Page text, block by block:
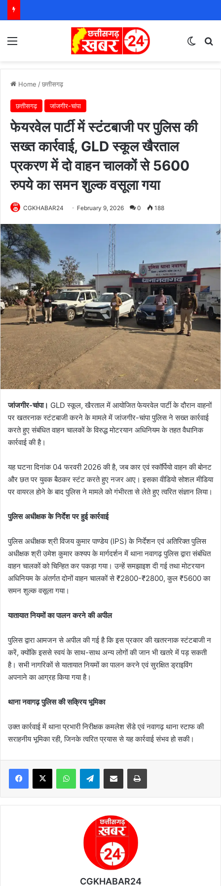
Home /छत्तीसगढ़
छत्तीसगढ़ जांजगीर-चांपा
फेयरवेल पार्टी में स्टंटबाजी पर पुलिस की
सख्त कार्रवाई, GLD स्कूल खैरताल
प्रकरण में दो वाहन चालकों से 5600
रुपये का समन शुल्क वसूला गया
CGKHABAR24 February 9, 2026 0 188
जांजगीर-चांपा। GLD स्कूल, खैरताल में आयोजित फेयरवेल पार्टी के दौरान वाहनों
पर खतरनाक स्टंटबाजी करने के मामले में जांजगीर-चांपा पुलिस ने सख्त कार्रवाई
करते हुए संबंधित वाहन चालकों के विरुद्ध मोटरयान अधिनियम के तहत वैधानिक
कार्रवाई की है।
यह घटना दिनांक 04 फरवरी 2026 की है, जब कार एवं स्कॉर्पियो वाहन की बोनट
और छत पर युवक बैठकर स्टंट करते हुए नजर आए। इसका वीडियो सोशल मीडिया
पर वायरल होने के बाद पुलिस ने मामले को गंभीरता से लेते हुए त्वरित संज्ञान लिया।
पुलिस अधीक्षक के निर्देश पर हुई कार्रवाई
पुलिस अधीक्षक श्री विजय कुमार पाण्डेय (IPS) के निर्देशन एवं अतिरिक्त पुलिस
अधीक्षक श्री उमेश कुमार कश्यप के मार्गदर्शन में थाना नवागढ़ पुलिस द्वारा संबंधित
वाहन चालकों को चिन्हित कर पकड़ा गया। उन्हें समझाइश दी गई तथा मोटरयान
अधिनियम के अंतर्गत दोनों वाहन चालकों से ₹2800-₹2800, कुल ₹5600 का
समन शुल्क वसूला गया।
यातायात नियमों का पालन करने की अपील
पुलिस द्वारा आमजन से अपील की गई है कि इस प्रकार की खतरनाक स्टंटबाजी न
करें, क्योंकि इससे स्वयं के साथ-साथ अन्य लोगों की जान भी खतरे में पड़ सकती
है। सभी नागरिकों से यातायात नियमों का पालन करने एवं सुरक्षित ड्राइविंग
अपनाने का आग्रह किया गया है।
थाना नवागढ़ पुलिस की सक्रिय भूमिका
उक्त कार्रवाई में थाना प्रभारी निरीक्षक कमलेश सेंडे एवं नवागढ़ थाना स्टाफ की
सराहनीय भूमिका रही, जिनके त्वरित प्रयास से यह कार्रवाई संभव हो सकी।
Telegram
CGKHABAR24